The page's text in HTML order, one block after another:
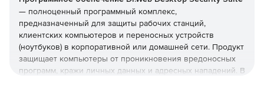
— полноценный программный комплекс,
предназначенный для защиты рабочих станций,
клиентских компьютеров и переносных устройств
(ноутбуков) в корпоративной или домашней сети. Продукт
защищает компьютеры от проникновения вредоносных
программ, кражи личных данных и адресных нападений. В